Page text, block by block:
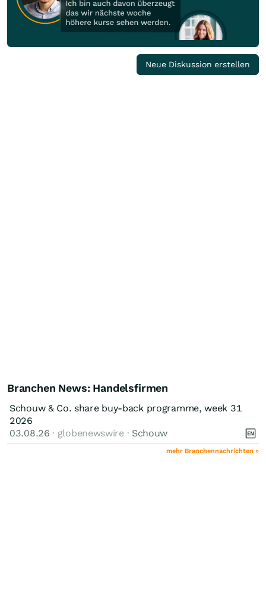
Neue Diskussion erstellen
Branchen News: Handelsfirmen
Schouw & Co. share buy-back programme, week 31
2026
03.08.26 · globenewswire · Schouw
mehr Branchennachrichten »